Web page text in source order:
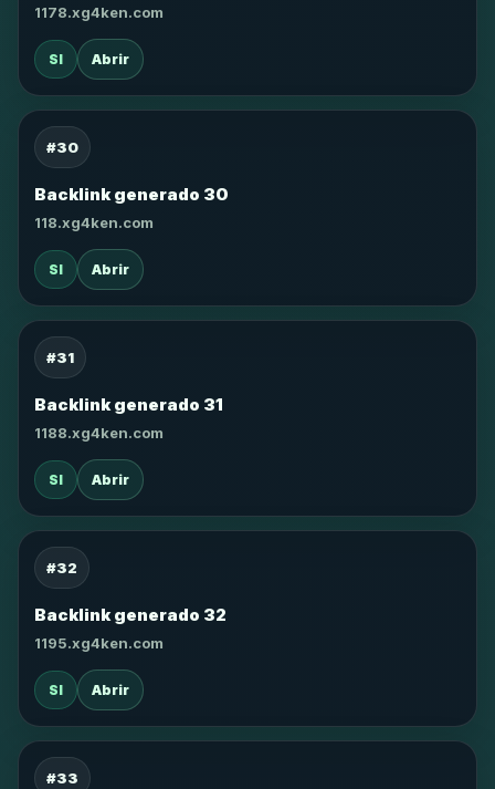
1178.xg4ken.com
SI Abrir
#30
Backlink generado 30
118.xg4ken.com
SI Abrir
#31
Backlink generado 31
1188.xg4ken.com
SI Abrir
#32
Backlink generado 32
1195.xg4ken.com
SI Abrir
#33